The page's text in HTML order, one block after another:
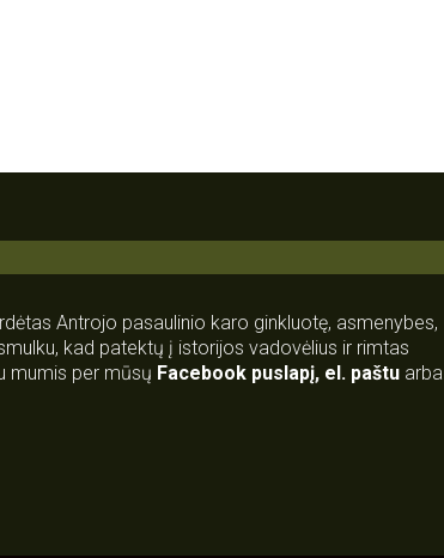
Antrojo pasaulinio karo ginkluotę, asmenybes,
kad patektų į istorijos vadovėlius ir rimtas
mumis per mūsų Facebook puslapį, el. paštu arba